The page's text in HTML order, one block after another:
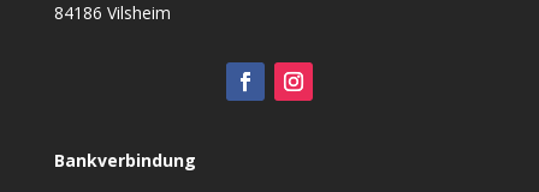
84186 Vilsheim
Bankverbindung